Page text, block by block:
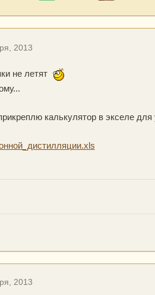
2013
не летят
калькулятор в экселе
2013